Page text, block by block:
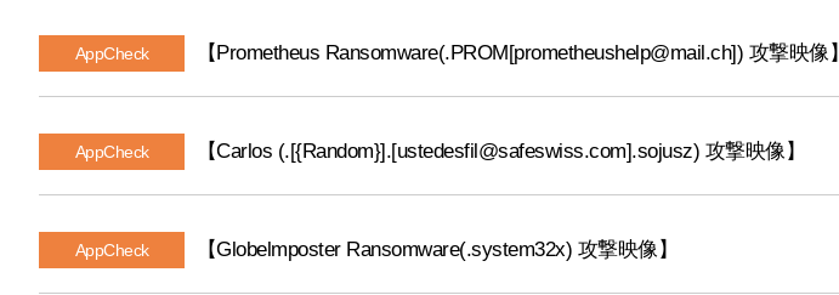
AppCheck 【Prometheus Ransomware(.PROM[prometheushelp@mail.ch]) 攻撃映像】
AppCheck 【Carlos (.[{Random}].[ustedesfil@safeswiss.com].sojusz) 攻撃映像】
AppCheck 【Globelmposter Ransomware(.system32x) 攻撃映像】